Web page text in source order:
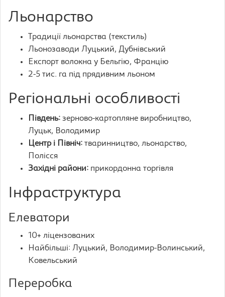
Льонарство
Традиції льонарства (текстиль)
Льонозаводи Луцький, Дубнівський
Експорт волокна у Бельгію, Францію
2-5 тис. га під прядивним льоном
Регіональні особливості
Південь: зерново-картопляне виробництво,
Луцьк, Володимир
Центр і Північ: тваринництво, льонарство,
Полісся
Західні райони: прикордонна торгівля
Інфраструктура
Елеватори
10+ ліцензованих
Найбільші: Луцький, Володимир-Волинський,
Ковельський
Переробка